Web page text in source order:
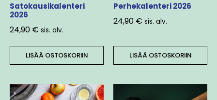
Satokausikalenteri
2026
24,90 € sis. alv.
LISÄÄ OSTOSKORIIN
Perhekalenteri 2026
24,90 € sis. alv.
LISÄÄ OSTOSKORIIN